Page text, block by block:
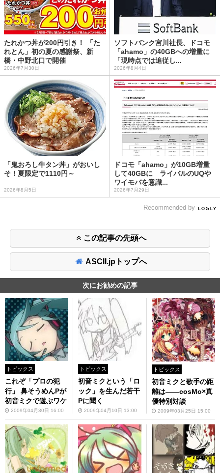
たれかつ丼が200円引き！ 「た
れとん」初の夏の感謝祭、新
橋・中野北口で開催
2026年7月30日
ソフトバンク宮川社長、ドコモ
「ahamo」の40GBへの増量に
「現時点では追従し...
2026年8月4日
「鬼おろし牛タン丼」がおいし
そ！夏限定で1110円～
2026年8月5日
ドコモ「ahamo」が10GB増量
して40GBに ライバルのUQや
ワイモバを意識...
2026年7月29日
Recommended by
この記事の先頭へ
ASCII.jpトップへ
次にお勧めの記事
トピックス
これぞ「プロの犯
行」 鼻そうめんPが
初音ミクで遊ぶワケ
2009年04月30日 16:00
トピックス
初音ミクという「ロ
ック」を生んだ若干
Pに聞く
2009年04月10日 13:00
トピックス
初音ミクと歌手の距
離は――cosMo×真
優特別対談
2009年03月25日 15:00